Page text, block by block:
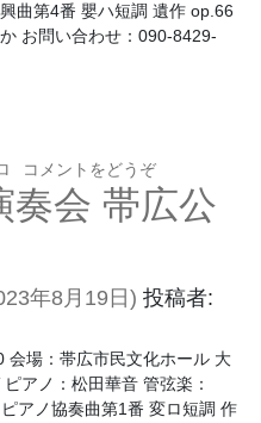
曲第4番 嬰ハ短調 遺作 op.66
お問い合わせ：090-8429-
コメントをどうぞ
奏会 帯広公
年8月19日) 投稿者:
会場：帯広市民文化ホール 大
アノ：松田華音 管弦楽：
アノ協奏曲第1番 変ロ短調 作